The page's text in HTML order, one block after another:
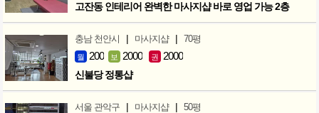
고잔동 인테리어 완벽한 마사지샵 바로 영업 가능 2층
충남 천안시 | 마사지샵 | 70평
월 200 보 2000 권 2000
신불당 정통샵
서울 관악구 | 마사지샵 | 50평